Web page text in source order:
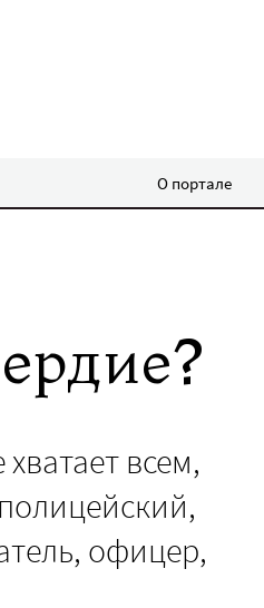
О портале
всем,
офицер,